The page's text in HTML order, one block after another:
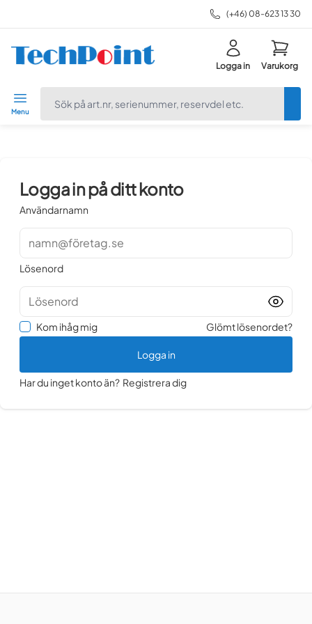
(+46) 08-623 13 30
Menu
Logga in Varukorg
Logga in på ditt konto
Användarnamn
namn@företag.se
Lösenord
Lösenord
Kom ihåg mig Glömt lösenordet?
Logga in
Har du inget konto än? Registrera dig